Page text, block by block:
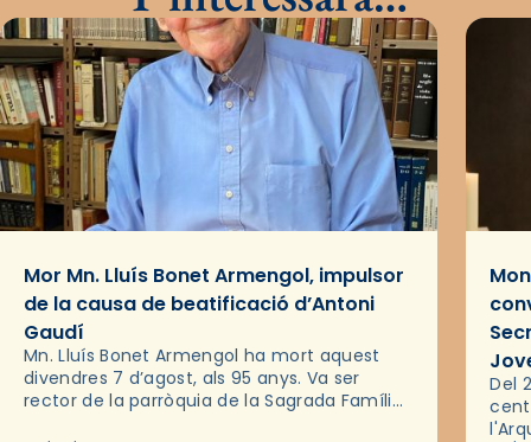
Mor Mn. Lluís Bonet Armengol, impulsor
de la causa de beatificació d’Antoni
Gaudí
Mn. Lluís Bonet Armengol ha mort aquest
divendres 7 d’agost, als 95 anys. Va ser
rector de la parròquia de la Sagrada Família
Del